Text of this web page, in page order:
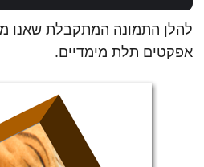
להלן התמונה המתקבלת שאנו
אפקטים תלת מימדיים.